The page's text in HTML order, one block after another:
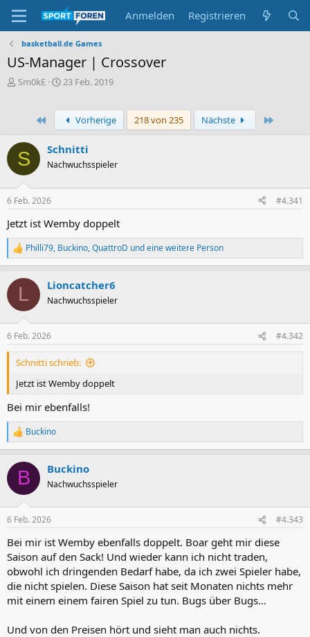
Anmelden Registrieren
basketball.de Games
US-Manager | Crossover
E
l
l
e
Sm0kE
E
e
l
t
23 Feb. 2019
Erste Vorherige 218 von 235 Nächste
S Schnitti
Nachwuchsspieler
6 Feb. 2026 #4.341
Jetzt ist Wemby doppelt
R
e
k
i
e
n
Philli79, Buckino,QuattroD und eine weitere Person
L Lioncatcher6
Nachwuchsspieler
6 Feb. 2026 #4.342
Schnitti schrieb:
Jetzt ist Wemby doppelt
Bei mir ebenfalls!
R
e
k
i
e
:
Buckino
B Buckino
Nachwuchsspieler
6 Feb. 2026 #4.343
Bei mir ist Wemby ebenfalls doppelt. Boar geht mir diese
Saison auf den Sack! Und wieder kann ich nicht traden,
obwohl ich dringenden Bedarf habe, da ich zwei Spieler habe,
die nicht spielen. Diese Saison hat seit Monaten nichts mehr
mit einem einem fairen Spiel zu tun. Bugs über Bugs...
Und von den Preisen hört und sieht man auch nichts.